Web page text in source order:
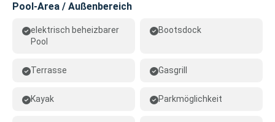
Pool-Area / Außenbereich
elektrisch beheizbarer
Pool
Bootsdock
Terrasse Gasgrill
Kayak Parkmöglichkeit